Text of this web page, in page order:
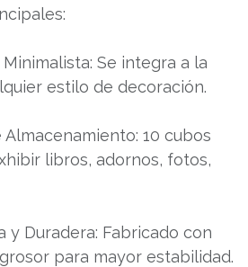
Se integra a la
estilo de decoración.
10 cubos
libros, adornos, fotos,
y Duradera: Fabricado con
para mayor estabilidad.